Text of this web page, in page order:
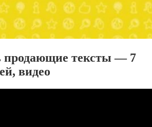
продающие тексты — 7
видео